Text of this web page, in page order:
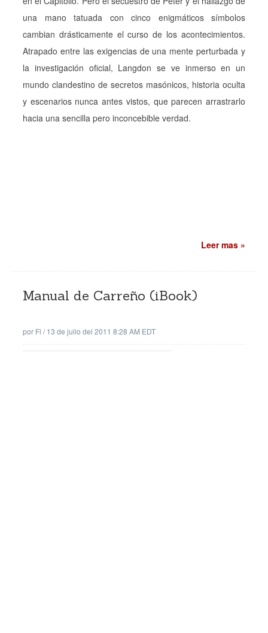
una mano tatuada con cinco enigmáticos símbolos
cambian drásticamente el curso de los acontecimientos.
Atrapado entre las exigencias de una mente perturbada y
la investigación oficial, Langdon se ve inmerso en un
mundo clandestino de secretos masónicos, historia oculta
y escenarios nunca antes vistos, que parecen arrastrarlo
hacia una sencilla pero inconcebible verdad.
Leer mas »
Manual de Carreño (iBook)
por Fi /13 de julio del 2011 8:28 AM EDT